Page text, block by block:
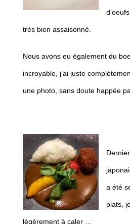
très bien assaisonné.
Nous avons eu également du
incroyable, j’ai juste
une photo, sans doute happée
a été
plats,
légèrement à caler …